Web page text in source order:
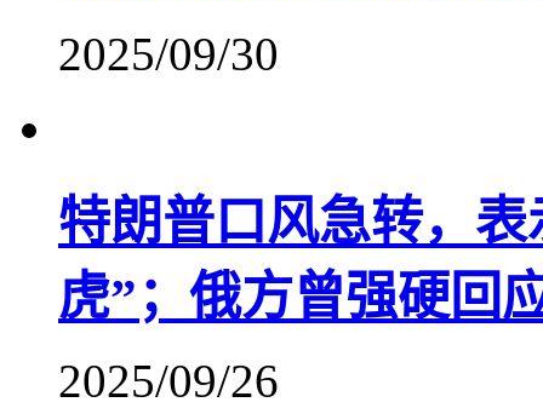
2025/09/30
特朗普口风急转，
虎”；俄方曾强硬回
2025/09/26